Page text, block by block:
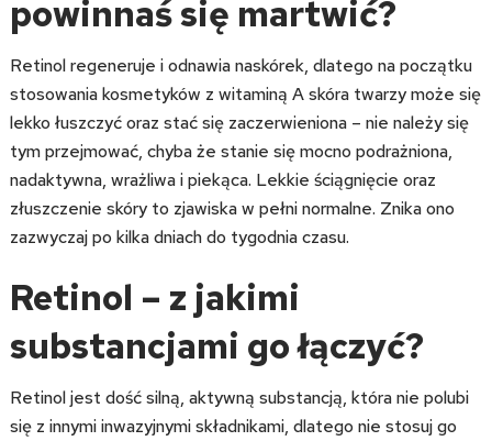
powinnaś się martwić?
Retinol regeneruje i odnawia naskórek, dlatego na początku
stosowania kosmetyków z witaminą A skóra twarzy może się
lekko łuszczyć oraz stać się zaczerwieniona – nie należy się
tym przejmować, chyba że stanie się mocno podrażniona,
nadaktywna, wrażliwa i piekąca. Lekkie ściągnięcie oraz
złuszczenie skóry to zjawiska w pełni normalne. Znika ono
zazwyczaj po kilka dniach do tygodnia czasu.
Retinol – z jakimi
substancjami go łączyć?
Retinol jest dość silną, aktywną substancją, która nie polubi
się z innymi inwazyjnymi składnikami, dlatego nie stosuj go